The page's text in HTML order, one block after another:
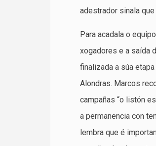
adestrador sinala que
Para acadala o
xogadores e a saída
finalizada a súa
Alondras. Marcos
campañas “o listón
a permanencia con
lembra que é